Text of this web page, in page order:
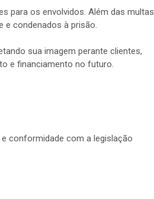
para os envolvidos. Além das multas
condenados à prisão.
sua imagem perante clientes,
e financiamento no futuro.
conformidade com a legislação